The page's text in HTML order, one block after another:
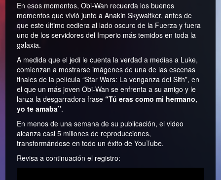
En esos momentos, Obi-Wan recuerda los buenos
momentos que vivió junto a Anakin Skywaltker, antes de
que este último cediera al lado oscuro de la Fuerza y fuera
uno de los servidores del Imperio más temidos en toda la
galaxia.
A medida que el jedi le cuenta la verdad a medias a Luke,
comienzan a mostrarse imágenes de una de las escenas
finales de la película “Star Wars: La venganza del Sith”, en
el que un más joven Obi-Wan se enfrenta a su amigo y le
lanza la desgarradora frase “Tú eras como mi hermano,
yo te amaba”.
En menos de una semana de su publicación, el video
alcanza casi 5 millones de reproducciones,
transformándose en todo un éxito de YouTube.
Revisa a continuación el registro: